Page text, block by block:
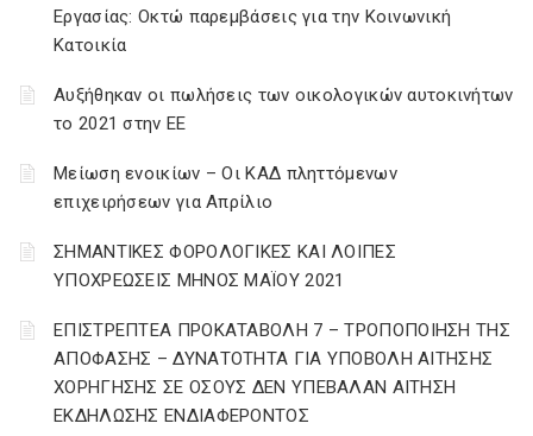
Εργασίας: Οκτώ παρεμβάσεις για την Κοινωνική
Κατοικία
Αυξήθηκαν οι πωλήσεις των οικολογικών αυτοκινήτων
το 2021 στην ΕΕ
Μείωση ενοικίων – Οι ΚΑΔ πληττόμενων
επιχειρήσεων για Απρίλιο
ΣΗΜΑΝΤΙΚΕΣ ΦΟΡΟΛΟΓΙΚΕΣ ΚΑΙ ΛΟΙΠΕΣ
ΥΠΟΧΡΕΩΣΕΙΣ ΜΗΝΟΣ ΜΑΪΟΥ 2021
ΕΠΙΣΤΡΕΠΤΕΑ ΠΡΟΚΑΤΑΒΟΛΗ 7 – ΤΡΟΠΟΠΟΙΗΣΗ ΤΗΣ
ΑΠΟΦΑΣΗΣ – ΔΥΝΑΤΟΤΗΤΑ ΓΙΑ ΥΠΟΒΟΛΗ ΑΙΤΗΣΗΣ
ΧΟΡΗΓΗΣΗΣ ΣΕ ΟΣΟΥΣ ΔΕΝ ΥΠΕΒΑΛΑΝ ΑΙΤΗΣΗ
ΕΚΔΗΛΩΣΗΣ ΕΝΔΙΑΦΕΡΟΝΤΟΣ